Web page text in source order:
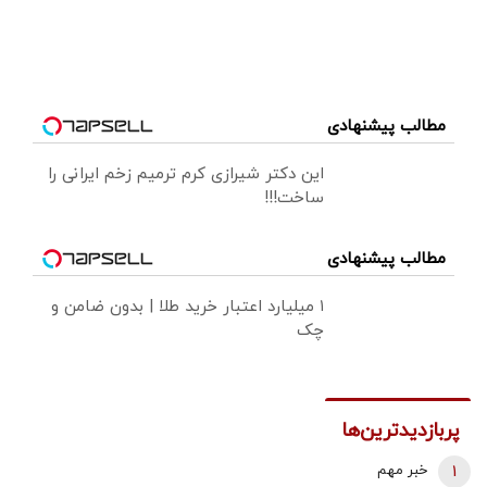
مطالب پیشنهادی
این دکتر شیرازی کرم ترمیم زخم ایرانی را
ساخت!!!
مطالب پیشنهادی
۱ میلیارد اعتبار خرید طلا | بدون ضامن و
چک
پربازدیدترین‌ها
خبر مهم
1